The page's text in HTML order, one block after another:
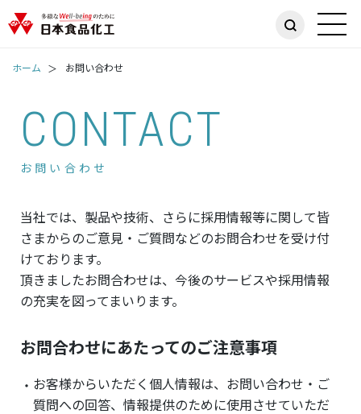
ホーム お問い合わせ
CONTACT
お問い合わせ
当社では、製品や技術、さらに採用情報等に関して皆
さまからのご意見・ご質問などのお問合わせを受け付
けております。
頂きましたお問合わせは、今後のサービスや採用情報
の充実を図ってまいります。
お問合わせにあたってのご注意事項
お客様からいただく個人情報は、お問い合わせ・ご
質問への回答、情報提供のために使用させていただ